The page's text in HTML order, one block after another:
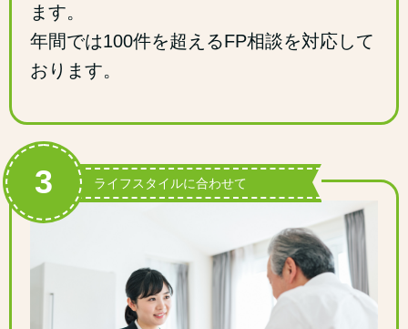
ます。
年間では100件を超えるFP相談を対応して
おります。
ライフスタイルに合わせて
3